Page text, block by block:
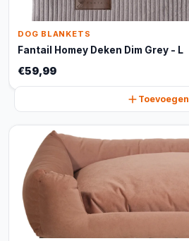
DOG BLANKETS
Fantail Homey Deken Dim Grey - L
€59,99
Toevoegen